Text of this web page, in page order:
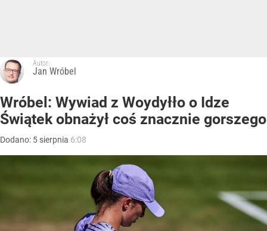
Autor:
Jan Wróbel
Wróbel: Wywiad z Woydyłło o Idze
Świątek obnażył coś znacznie gorszego
Dodano: 5 sierpnia 6:08